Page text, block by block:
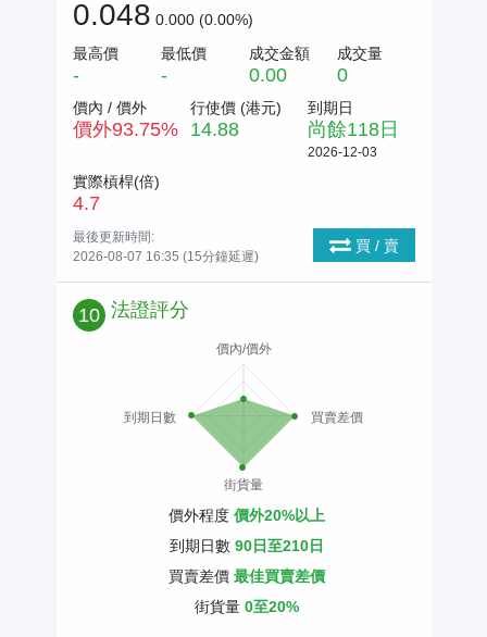
0.048 0.000 (0.00%)
最高價
-
最低價
-
成交金額
0.00
成交量
0
價內 / 價外
價外93.75%
行使價 (港元)
14.88
到期日
尚餘118日
2026-12-03
實際槓桿(倍)
4.7
最後更新時間:
2026-08-07 16:35 (15分鐘延遲)
買 / 賣
10 法證評分
價內/價外
買賣差價
街貨量
到期日數
價外程度 價外20%以上
到期日數 90日至210日
買賣差價 最佳買賣差價
街貨量 0至20%